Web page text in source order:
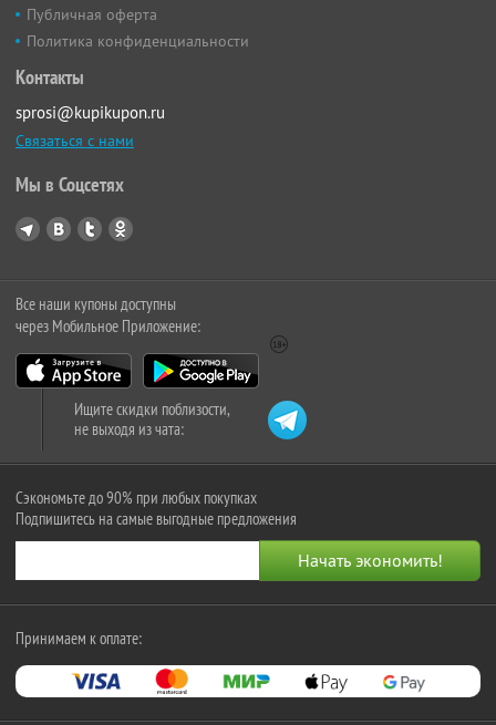
Публичная оферта
Политика конфиденциальности
Контакты
sprosi@kupikupon.ru
Связаться с нами
Мы в Соцсетях
Все наши купоны доступны
через Мобильное Приложение:
Ищите скидки поблизости,
не выходя из чата:
Сэкономьте до 90% при любых покупках
Подпишитесь на самые выгодные предложения
Принимаем к оплате: